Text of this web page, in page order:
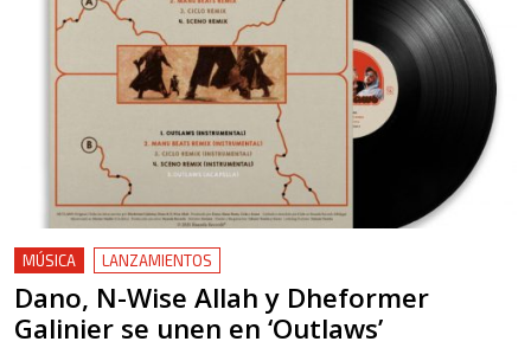
MÚSICA LANZAMIENTOS
Dano, N-Wise Allah y Dheformer
Galinier se unen en ‘Outlaws’